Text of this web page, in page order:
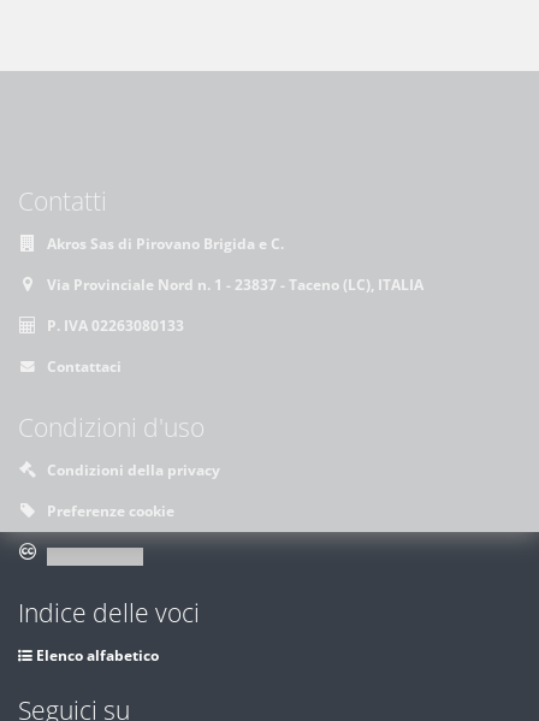
Contatti
Akros Sas di Pirovano Brigida e C.
Via Provinciale Nord n. 1 - 23837 - Taceno (LC), ITALIA
P. IVA 02263080133
Contattaci
Condizioni d'uso
Condizioni della privacy
Preferenze cookie
Indice delle voci
Elenco alfabetico
Seguici su